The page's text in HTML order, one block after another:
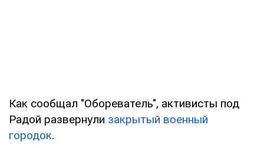
Как сообщал "Обореватель", активисты под
Радой развернули закрытый военный
городок.